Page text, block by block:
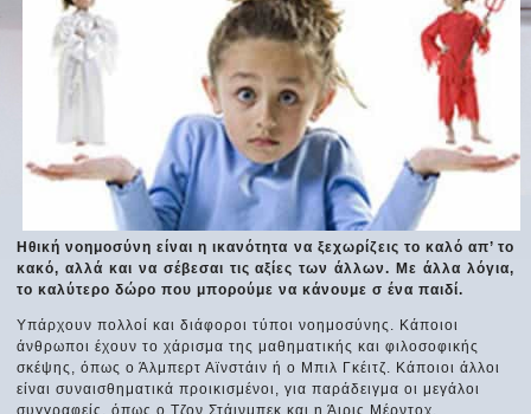
Ηθική νοημοσύνη είναι η ικανότητα να ξεχωρίζεις το καλό απ’ το
κακό, αλλά και να σέβεσαι τις αξίες των άλλων. Με άλλα λόγια,
το καλύτερο δώρο που μπορούμε να κάνουμε σ ένα παιδί.
Υπάρχουν πολλοί και διάφοροι τύποι νοημοσύνης. Κάποιοι
άνθρωποι έχουν το χάρισμα της μαθηματικής και φιλοσοφικής
σκέψης, όπως ο Άλμπερτ Αϊνστάιν ή ο Μπιλ Γκέιτζ. Κάποιοι άλλοι
είναι συναισθηματικά προικισμένοι, για παράδειγμα οι μεγάλοι
συγγραφείς, όπως ο Τζον Στάινμπεκ και η Άιρις Μέρντοχ,